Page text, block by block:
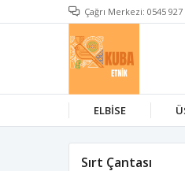
Çağrı Merkezi: 0545 927
ELBİSE
Sırt Çantası